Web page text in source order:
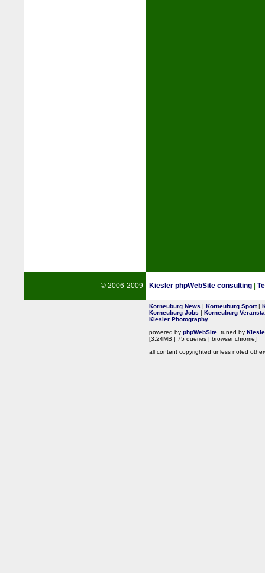
© 2006-2009 Kiesler phpWebSite consulting
Korneuburg News | Korneuburg Sport|
Korneuburg Jobs | Korneuburg
Kiesler Photography
powered by phpWebSite , tuned by
[3.24MB | 75 queries | browser chrome]
all content copyrighted unless noted